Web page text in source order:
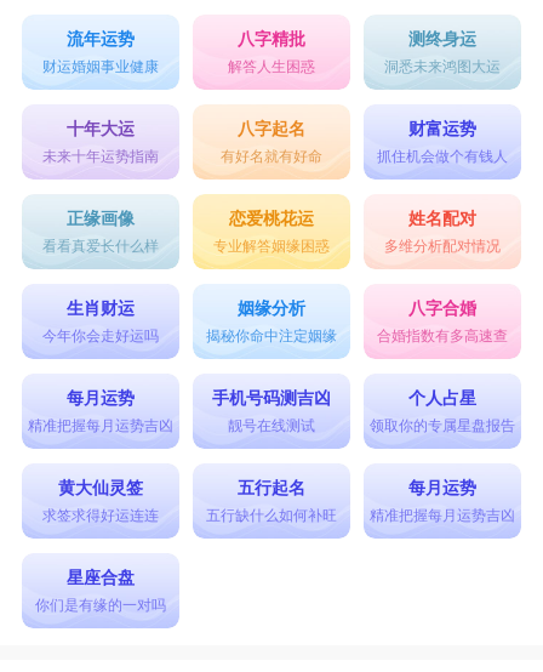
9. 上联：人逢盛世精神爽 下联：岁转阳春气象新 横
批：欢喜坚固
10. 上联：精耕细作丰收岁 下联：勤俭持家有余年 横
批：国强富民
11. 上联：一干二净除旧习 下联：五讲四美树新风 横
批：辞旧迎春
12. 上联：旭日晓含珠树影 下联：和风晴护锦堂春 横
批：大展宏图
13. 上联：一年四季春常在 下联：万紫千红永开花 横
批：喜迎新春
14. 上联：荣华富贵财源广 下联：吉祥如意喜临门 横
批：新春快乐
批：迎春接福
16. 上联：天意回春生万物 下联：人心乐善淑千祥 横
流年运势
财运婚姻事业健康
八字精批
解答人生困惑
测终身运
洞悉未来鸿图大运
十年大运
未来十年运势指南
八字起名
有好名就有好命
财富运势
抓住机会做个有钱人
正缘画像
看看真爱长什么样
恋爱桃花运
专业解答姻缘困惑
姓名配对
多维分析配对情况
生肖财运
今年你会走好运吗
姻缘分析
揭秘你命中注定姻缘
八字合婚
合婚指数有多高速查
每月运势
精准把握每月运势吉凶
手机号码测吉凶
靓号在线测试
个人占星
领取你的专属星盘报告
黄大仙灵签
求签求得好运连连
五行起名
五行缺什么如何补旺
每月运势
精准把握每月运势吉凶
星座合盘
你们是有缘的一对吗